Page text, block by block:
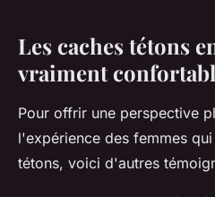
Les caches tétons
vraiment
Pour offrir une perspective
l'expérience des femmes
tétons, voici d'autres